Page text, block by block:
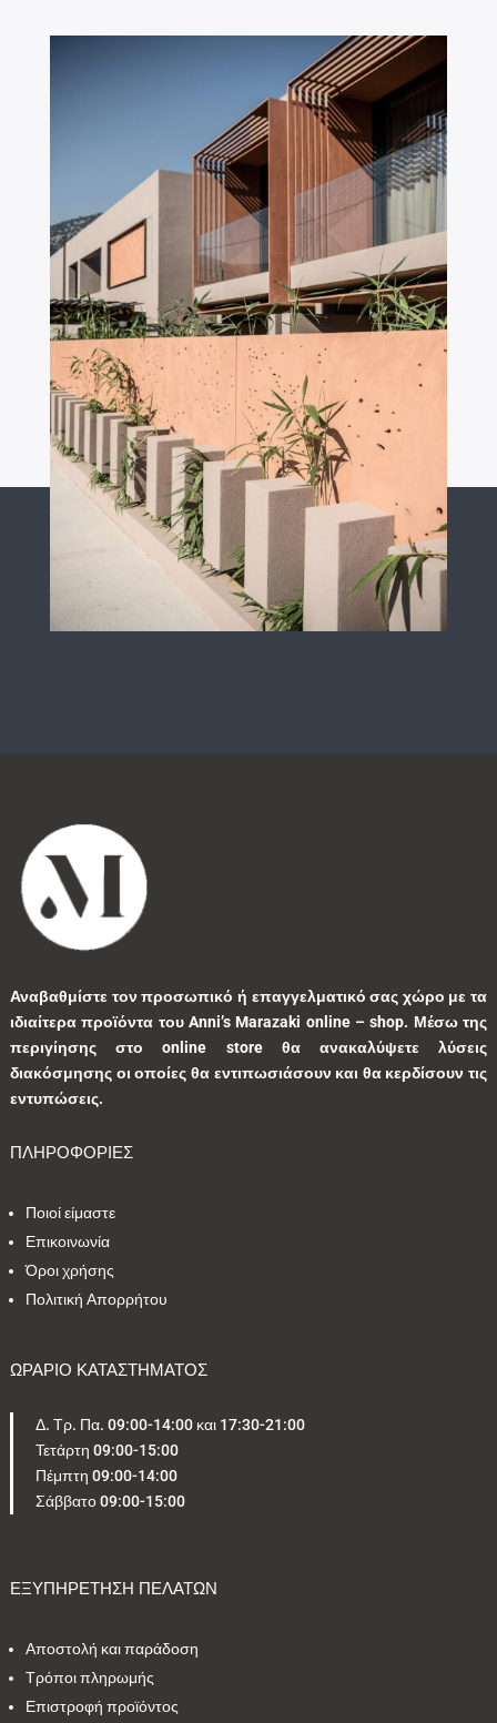
Αναβαθμίστε τον προσωπικό ή επαγγελματικό σας χώρο με τα
ιδιαίτερα προϊόντα του Anni’s Marazaki online – shop. Μέσω της
περιγίησης στο online store θα ανακαλύψετε λύσεις
διακόσμησης οι οποίες θα εντιπωσιάσουν και θα κερδίσουν τις
εντυπώσεις.
ΠΛΗΡΟΦΟΡΙΕΣ
Ποιοί είμαστε
Επικοινωνία
Όροι χρήσης
Πολιτική Απορρήτου
ΩΡΑΡΙΟ ΚΑΤΑΣΤΗΜΑΤΟΣ
Δ. Τρ. Πα. 09:00-14:00 και 17:30-21:00
Τετάρτη 09:00-15:00
Πέμπτη 09:00-14:00
Σάββατο 09:00-15:00
ΕΞΥΠΗΡΕΤΗΣΗ ΠΕΛΑΤΩΝ
Αποστολή και παράδοση
Τρόποι πληρωμής
Επιστροφή προϊόντος